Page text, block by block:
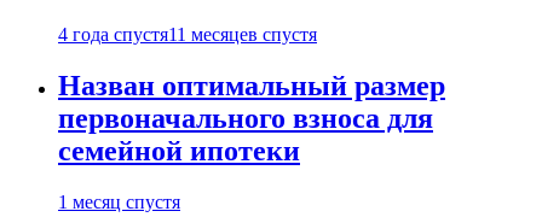
4 года спустя11 месяцев спустя
Назван оптимальный размер
первоначального взноса для
семейной ипотеки
1 месяц спустя